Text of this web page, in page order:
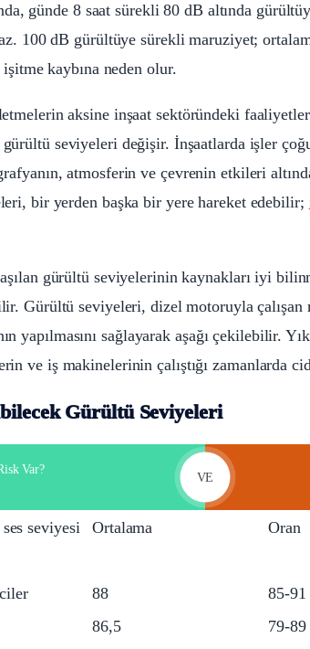
günde 8 saat sürekli 80 dB altında
100 dB gürültüye sürekli maruziyet;
kaybına neden olur.
aksine inşaat sektöründeki
seviyeleri değişir. İnşaatlarda işler
atmosferin ve çevrenin etkileri
bir yerden başka bir yere hareket edebilir;
gürültü seviyelerinin kaynakları iyi
Gürültü seviyeleri, dizel motoruyla çalışan
yapılmasını sağlayarak aşağı çekilebilir.
ve iş makinelerinin çalıştığı zamanlarda
Gürültü Seviyeleri
Var?
VE
seviyesi Ortalama
Oran
88
85-91
86,5
79-89